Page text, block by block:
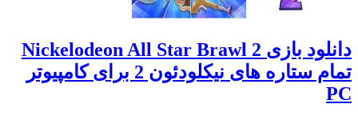
دانلود بازی Nickelodeon All Star Brawl 2
تمام ستاره های نیکلودئون 2 برای کامپیوتر
PC